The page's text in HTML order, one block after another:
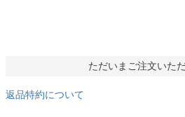
ただいまご注文いた
返品特約について